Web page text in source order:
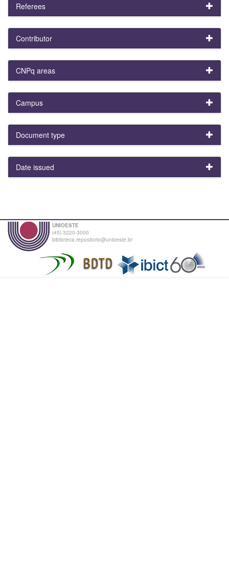
Referees
Contributor
CNPq areas
Campus
Document type
Date issued
UNIOESTE
(45) 3220-3000
biblioteca.repositorio@unioeste.br